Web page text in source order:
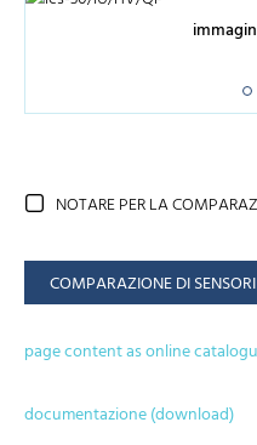
NOTARE PER LA
COMPARAZIONE DI SENSORI
page content as online
documentazione (download)